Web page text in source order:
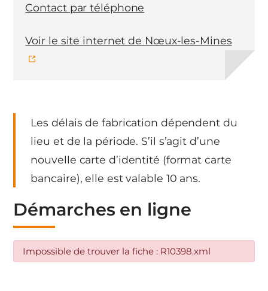
Les délais de fabrication dépendent du
lieu et de la période. S’il s’agit d’une
nouvelle carte d’identité (format carte
bancaire), elle est valable 10 ans.
Démarches en ligne
Impossible de trouver la fiche : R10398.xml
Contact par téléphone
Voir le site internet de Nœux-les-Mines